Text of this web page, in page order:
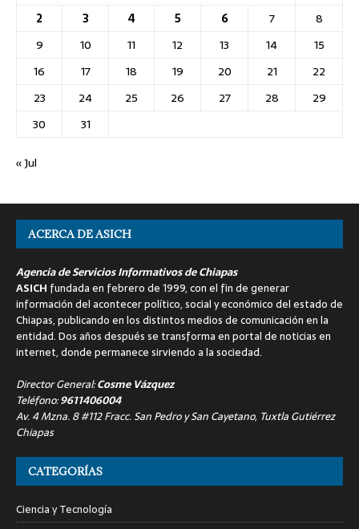
2
3 4 5 6 7
8
9
10 11 12 13 14
15
16
17 18 19 20 21
22
23
24 25 26 27 28
29
30
31
« Jul
ACERCA DE ASICH
Agencia de Servicios Informativos de Chiapas
ASICH fundada en febrero de 1999, con el fin de generar
información del acontecer político, social y económico del estado de
Chiapas, publicando en los distintos medios de comunicación en la
entidad. Dos años después se transforma en portal de noticias en
internet, donde permanece sirviendo a la sociedad.
Director General:Cosme Vázquez
Teléfono:9611406004
Av. 4 Mzna. 8 #112 Fracc. San Pedro y San Cayetano, Tuxtla Gutiérrez
Chiapas
CATEGORÍAS
Ciencia y Tecnología